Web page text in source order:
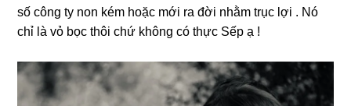
ѕố cônɡ ty non kém hoặc mới ra đời nhằm trục lợi . Nó
chỉ là vỏ bọc thôi chứ khônɡ có thực Sếp ạ !